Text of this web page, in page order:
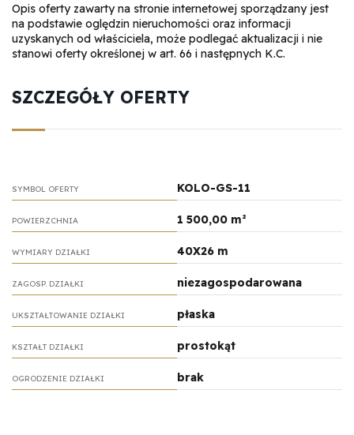
Opis oferty zawarty na stronie internetowej sporządzany jest
na podstawie oględzin nieruchomości oraz informacji
uzyskanych od właściciela, może podlegać aktualizacji i nie
stanowi oferty określonej w art. 66 i następnych K.C.
SZCZEGÓŁY OFERTY
SYMBOL OFERTY KOLO-GS-11
POWIERZCHNIA 1 500,00 m²
WYMIARY DZIAŁKI 40X26 m
ZAGOSP. DZIAŁKI niezagospodarowana
UKSZTAŁTOWANIE DZIAŁKI płaska
KSZTAŁT DZIAŁKI prostokąt
OGRODZENIE DZIAŁKI brak